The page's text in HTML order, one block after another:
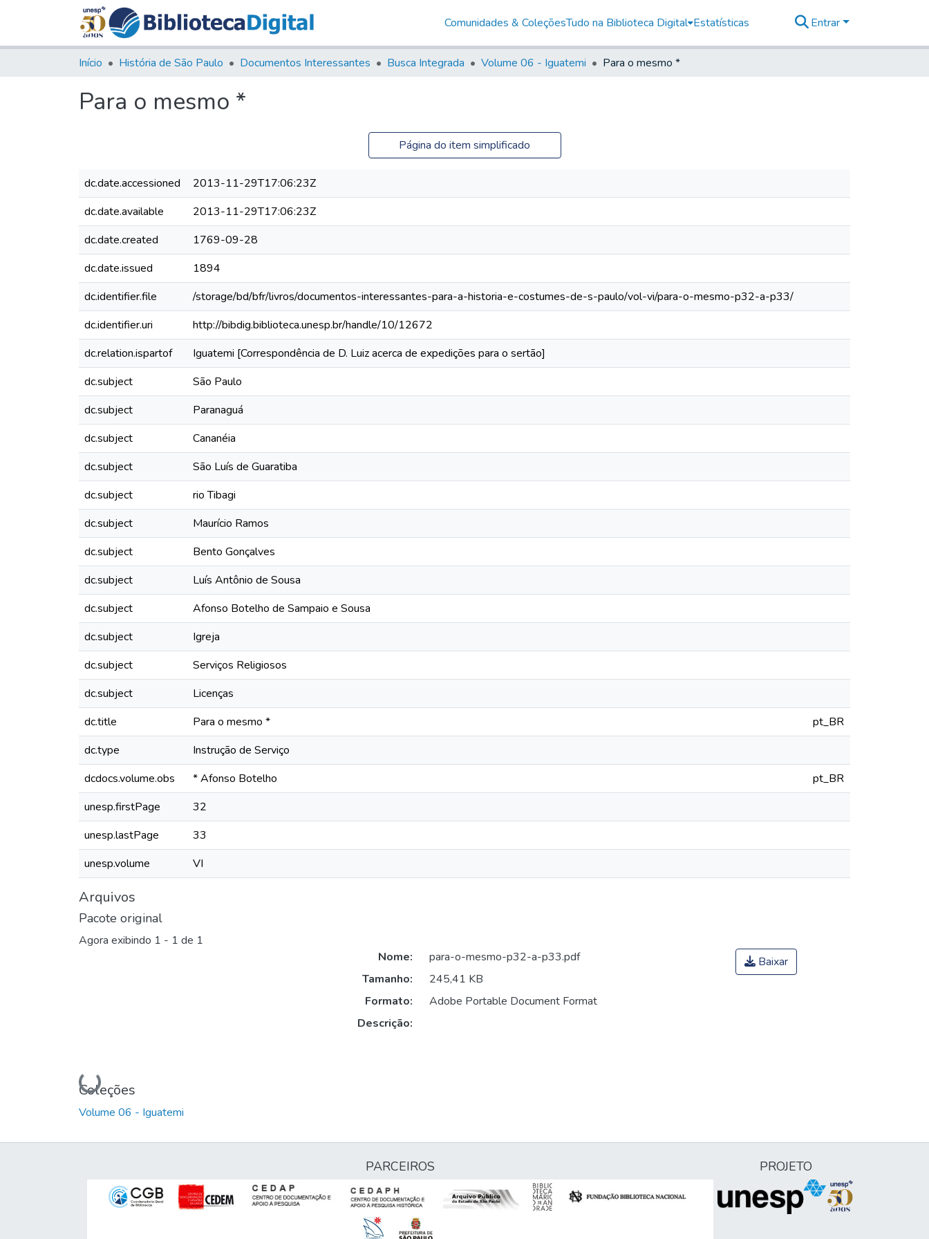
Comunidades & ColeçõesTudo na Biblioteca Digital Estatísticas Entrar
Início História de São Paulo Documentos Interessantes Busca Integrada Volume 06 - Iguatemi Para o mesmo *
Para o mesmo *
Página do item simplificado
dc.date.accessioned
2013-11-29T17:06:23Z
dc.date.available
2013-11-29T17:06:23Z
dc.date.created
1769-09-28
dc.date.issued
1894
dc.identifier.file
/storage/bd/bfr/livros/documentos-interessantes-para-a-historia-e-costumes-de-s-paulo/vol-vi/para-o-mesmo-p32-a-p33/
dc.identifier.uri
http://bibdig.biblioteca.unesp.br/handle/10/12672
dc.relation.ispartof
Iguatemi [Correspondência de D. Luiz acerca de expedições para o sertão]
dc.subject
São Paulo
dc.subject
Paranaguá
dc.subject
Cananéia
dc.subject
São Luís de Guaratiba
dc.subject
rio Tibagi
dc.subject
Maurício Ramos
dc.subject
Bento Gonçalves
dc.subject
Luís Antônio de Sousa
dc.subject
Afonso Botelho de Sampaio e Sousa
dc.subject
Igreja
dc.subject
Serviços Religiosos
dc.subject
Licenças
dc.title
Para o mesmo *
pt_BR
dc.type
Instrução de Serviço
dcdocs.volume.obs
* Afonso Botelho
pt_BR
unesp.firstPage
32
unesp.lastPage
33
unesp.volume
VI
Arquivos
Pacote original
Agora exibindo 1 - 1 de 1
Carregando...
Nome:
para-o-mesmo-p32-a-p33.pdf
Tamanho:
245,41 KB
Formato:
Adobe Portable Document Format
Descrição:
Baixar
Coleções
Volume 06 - Iguatemi
PARCEIROS PROJETO